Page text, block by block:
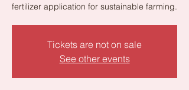
fertilizer application for sustainable farming.
Tickets are not on sale
See other events